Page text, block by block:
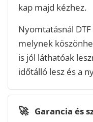
kap majd kézhez.
Nyomtatásnál
melynek
is jól láthatóak
időtálló lesz és a
🚀 Garancia és